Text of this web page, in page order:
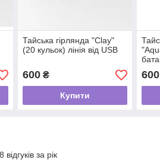
Тайська гірлянда "Clay"
(20 кульок) лінія від USB
600₴
Купити
600
за рік